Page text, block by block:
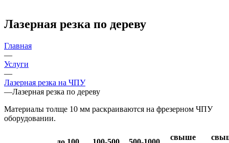
Лазерная резка по дереву
Главная
—
Услуги
—
Лазерная резка на ЧПУ
—Лазерная резка по дереву
Материалы толще 10 мм раскраиваются на фрезерном ЧПУ
оборудовании.
свыше